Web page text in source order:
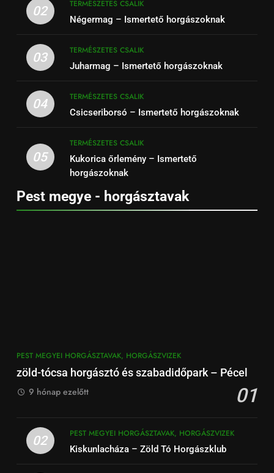
02
TERMÉSZETES CSALIK
Négermag – Ismertető horgászoknak
03
TERMÉSZETES CSALIK
Juharmag – Ismertető horgászoknak
04
TERMÉSZETES CSALIK
Csicseriborsó – Ismertető horgászoknak
05
TERMÉSZETES CSALIK
Kukorica őrlemény – Ismertető
horgászoknak
Pest megye - horgásztavak
PEST MEGYEI HORGÁSZTAVAK, HORGÁSZVIZEK
zöld-tócsa horgásztó és szabadidőpark – Pécel
01
9 hónap ezelőtt
02
PEST MEGYEI HORGÁSZTAVAK, HORGÁSZVIZEK
Kiskunlacháza – Zöld Tó Horgászklub